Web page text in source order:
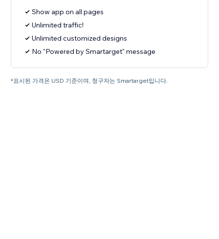
Show app on all pages
Unlimited traffic!
Unlimited customized designs
No "Powered by Smartarget" message
*표시된 가격은 USD 기준이며, 청구자는 Smartarget입니다.